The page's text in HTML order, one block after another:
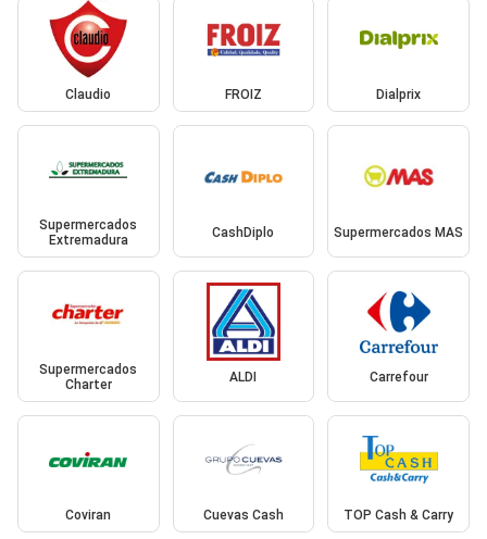
Claudio FROIZ Dialprix
Supermercados
Extremadura
CashDiplo Supermercados MAS
Supermercados
Charter
ALDI Carrefour
Coviran Cuevas Cash TOP Cash & Carry